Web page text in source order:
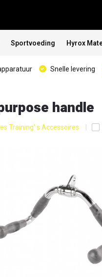
Sportvoeding Hyrox
Snelle levering
handle
Training' s Accessoires